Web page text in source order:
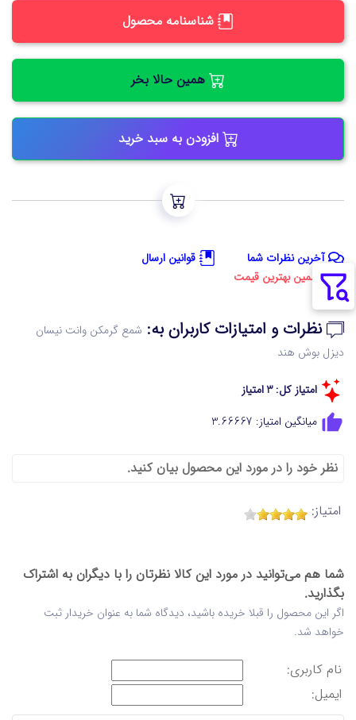
شناسنامه محصول
همین حالا بخر
افزودن به سبد خرید
آخرین نظرات شما
قوانین ارسال
تضمین بهترین قیمت
نظرات و امتیازات کاربران به: شمع گرمکن وانت نیسان
دیزل بوش هند
امتیاز کل: 3 امتیاز
میانگین امتیاز: 3.66667
نظر خود را در مورد این محصول بیان کنید.
امتیاز:
شما هم می‌توانید در مورد این کالا نظرتان را با دیگران به اشتراک
بگذارید.
اگر این محصول را قبلا خریده باشید، دیدگاه شما به عنوان خریدار ثبت
خواهد شد.
نام کاربری:
ایمیل: